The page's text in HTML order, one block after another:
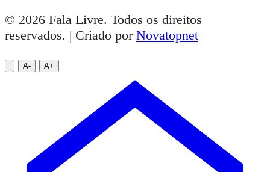
© 2026 Fala Livre. Todos os direitos
reservados. | Criado por Novatopnet
A- A+